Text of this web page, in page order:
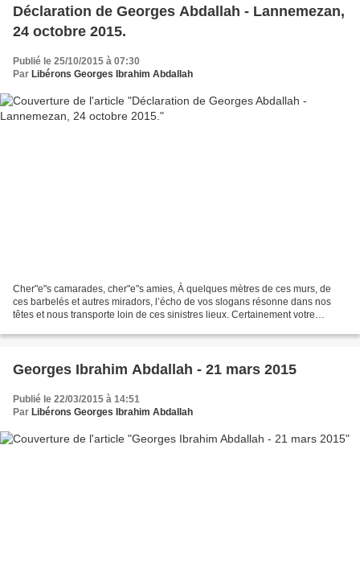
Déclaration de Georges Abdallah - Lannemezan,
24 octobre 2015.
Publié le 25/10/2015 à 07:30
Par Libérons Georges Ibrahim Abdallah
Cher"e"s camarades, cher"e"s amies, À quelques mètres de ces murs, de
ces barbelés et autres miradors, l’écho de vos slogans résonne dans nos
têtes et nous transporte loin de ces sinistres lieux. Certainement votre
Georges Ibrahim Abdallah - 21 mars 2015
Publié le 22/03/2015 à 14:51
Par Libérons Georges Ibrahim Abdallah